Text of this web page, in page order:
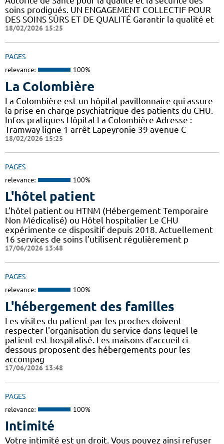
soins prodigués. UN ENGAGEMENT COLLECTIF POUR
DES SOINS SÛRS ET DE QUALITÉ Garantir la qualité et
18/02/2026 15:25
PAGES
relevance: 100%
La Colombière
La Colombière est un hôpital pavillonnaire qui assure
la prise en charge psychiatrique des patients du CHU.
Infos pratiques Hôpital La Colombière Adresse :
Tramway ligne 1 arrêt Lapeyronie 39 avenue C
18/02/2026 15:25
PAGES
relevance: 100%
L'hôtel patient
L’hôtel patient ​​ou HTNM (Hébergement Temporaire
Non Médicalisé)​​​​​​ ou Hôtel hospitalier Le CHU
expérimente ce dispositif depuis 2018. Actuellement
16 services de soins l’utilisent régulièrement p
17/06/2026 13:48
PAGES
relevance: 100%
L'hébergement des familles
Les visites du patient par les proches doivent
respecter l'organisation du service dans lequel le
patient est hospitalisé. Les maisons d'accueil ci-
dessous proposent des hébergements pour les
accompag
17/06/2026 13:48
PAGES
relevance: 100%
Intimité
Votre intimité est un droit. Vous pouvez ainsi refuser